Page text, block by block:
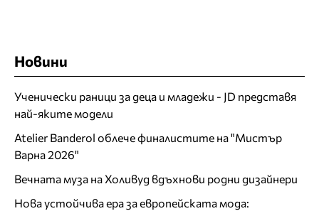
Новини
Ученически раници за деца и младежи - JD представя
най-яките модели
Atelier Banderol облече финалистите на "Мистър
Варна 2026"
Вечната муза на Холивуд вдъхнови родни дизайнери
Нова устойчива ера за европейската мода: